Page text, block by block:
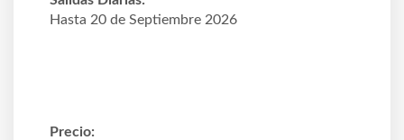
Hasta 20 de Septiembre 2026
Precio: